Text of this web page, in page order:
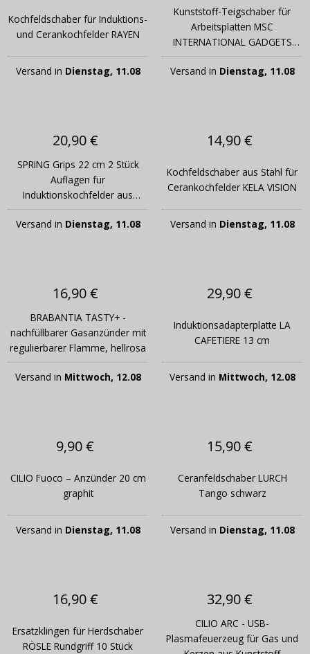
Kochfeldschaber für Induktions-
und Cerankochfelder RAYEN
Versand in Dienstag, 11.08
Kunststoff-Teigschaber für
Arbeitsplatten MSC
INTERNATIONAL GADGETS
grün
Versand in Dienstag, 11.08
20,90 €
SPRING Grips 22 cm 2 Stück
Auflagen für
Induktionskochfelder aus
Silikon
Versand in Dienstag, 11.08
14,90 €
Kochfeldschaber aus Stahl für
Cerankochfelder KELA VISION
Versand in Dienstag, 11.08
16,90 €
BRABANTIA TASTY+ -
nachfüllbarer Gasanzünder mit
regulierbarer Flamme, hellrosa
Versand in Mittwoch, 12.08
29,90 €
Induktionsadapterplatte LA
CAFETIERE 13 cm
Versand in Mittwoch, 12.08
9,90 €
CILIO Fuoco – Anzünder 20 cm
graphit
Versand in Dienstag, 11.08
15,90 €
Ceranfeldschaber LURCH
Tango schwarz
Versand in Dienstag, 11.08
16,90 €
Ersatzklingen für Herdschaber
RÖSLE Rundgriff 10 Stück
32,90 €
CILIO ARC - USB-
Plasmafeuerzeug für Gas und